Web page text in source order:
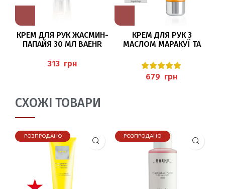
КРЕМ ДЛЯ РУК ЖАСМИН-
ПАПАЙЯ 30 МЛ BAEHR
грн
КРЕМ ДЛЯ РУК З
МАСЛОМ МАРАКУЇ ТА
(MARACUJA-HANDCREME),
BAEHR
грн
СХОЖІ ТОВАРИ
РОЗПРОДАНО РОЗПРОДАНО